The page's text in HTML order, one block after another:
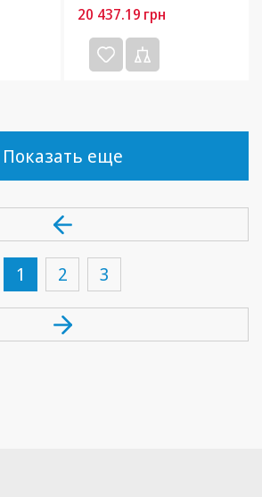
20 437.19 грн
Показать еще
1 2 3